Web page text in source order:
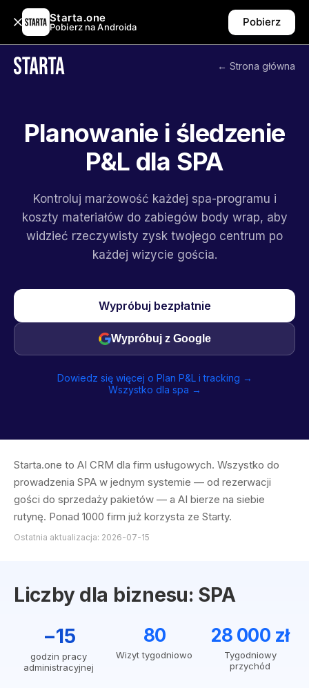
Starta.one
Pobierz na Androida Pobierz
← Strona główna
Planowanie i śledzenie
P&L dla SPA
Kontroluj marżowość każdej spa-programu i
koszty materiałów do zabiegów body wrap, aby
widzieć rzeczywisty zysk twojego centrum po
każdej wizycie gościa.
Wypróbuj bezpłatnie
Wypróbuj z Google
Dowiedz się więcej o Plan P&L i tracking →
Wszystko dla spa →
Starta.one to AI CRM dla firm usługowych. Wszystko do
prowadzenia SPA w jednym systemie — od rezerwacji
gości do sprzedaży pakietów — a AI bierze na siebie
rutynę. Ponad 1000 firm już korzysta ze Starty.
Ostatnia aktualizacja: 2026-07-15
Liczby dla biznesu: SPA
−15
godzin pracy
administracyjnej
80
Wizyt tygodniowo
28 000 zł
Tygodniowy
przychód